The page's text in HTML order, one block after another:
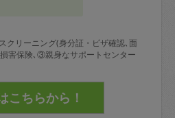
リーニング(身分証・ビザ確認､面
害保険､③親身なサポートセンター